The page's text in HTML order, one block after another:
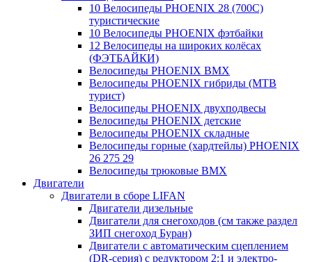
10 Велосипеды PHOENIX 28 (700С)
туристические
10 Велосипеды PHOENIX фэтбайки
12 Велосипеды на широких колёсах
(ФЭТБАЙКИ)
Велосипеды PHOENIX BMX
Велосипеды PHOENIX гибриды (MTB
турист)
Велосипеды PHOENIX двухподвесы
Велосипеды PHOENIX детские
Велосипеды PHOENIX складные
Велосипеды горные (хардтейлы) PHOENIX
26 275 29
Велосипеды трюковые BMX
Двигатели
Двигатели в сборе LIFAN
Двигатели дизельные
Двигатели для снегоходов (см также раздел
ЗИП снегоход Буран)
Двигатели с автоматическим сцеплением
(DR-серия) с редуктором 2:1 и электро-